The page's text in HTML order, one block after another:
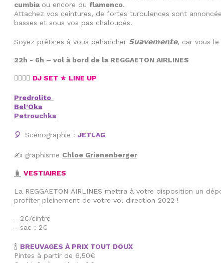
cumbia ou encore du flamenco.
Attachez vos ceintures, de fortes turbulences sont
basses et sous vos pas chaloupés.
Soyez prêts·es à vous déhancher 𝗦𝘂𝗮𝘃𝗲𝗺𝗲𝗻𝘁𝗲, car vous le
22h - 6h – vol à bord de la REGGAETON AIRLINES
👩‍✈️👨‍✈️ DJ SET ★ LINE UP
Predrolito
Bel’Oka
Petrouchka
🎈 Scénographie : JETLAG
✍️ graphisme Chloe Grienenberger
🧳 VESTIAIRES
La REGGAETON AIRLINES mettra à votre disposition un
profiter pleinement de votre vol direction 2022 !
- 2€/cintre
- sac : 2€
🍾 BREUVAGES À PRIX TOUT DOUX
Pintes à partir de 6,50€